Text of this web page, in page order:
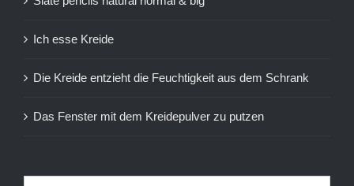
Ich esse Kreide
Die Kreide entzieht die Feuchtigkeit aus dem Schrank
Das Fenster mit dem Kreidepulver zu putzen